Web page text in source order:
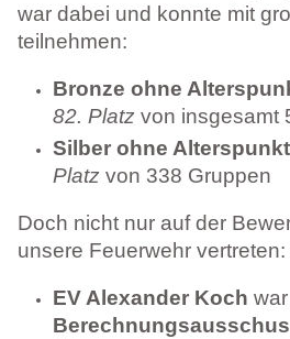
war dabei und konnte mit
teilnehmen:
Bronze ohne
82. Platz von insgesamt
Silber ohne
Platz von 338 Gruppen
Doch nicht nur auf der
unsere Feuerwehr vertreten:
EV Alexander Koch